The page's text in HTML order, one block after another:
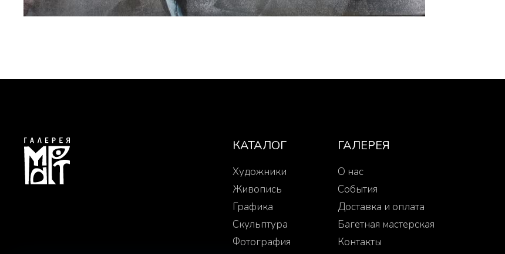
КАТАЛОГ
Художники
Живопись
Графика
Скульптура
Фотография
ГАЛЕРЕЯ
О нас
События
Доставка и оплата
Багетная мастерская
Контакты